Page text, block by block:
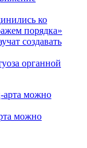
ко
порядка»
создавать
органной
можно